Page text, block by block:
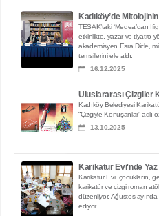
Kadıköy’de Mitolojinin
TESAK’taki ‘Medea’dan
etkinlikte, yazar ve tiyatro
akademisyen Esra Dicle,
temsillerini ele aldı.
16.12.2025
Uluslararası Çizgiler
Kadıköy Belediyesi
“Çizgiyle Konuşanlar” adlı
13.10.2025
Karikatür Evi'nde
Karikatür Evi, çocukların,
karikatür ve çizgi roman
düzenliyor. Ağustos
ediyor.